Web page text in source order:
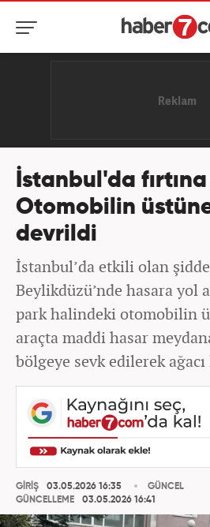
İstanbul'da
Otomobilin
devrildi
İstanbul’da etkili olan
Beylikdüzü’nde hasara yol
park halindeki otomobilin
araçta maddi hasar
bölgeye sevk edilerek ağacı
GİRİŞ
03.05.2026 16:35
GÜNCELLEME
03.05.2026 16:41
GÜNCEL